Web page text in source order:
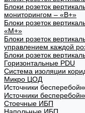
Блоки розеток
мониторингом – «В+»
Блоки розеток
«М+»
Блоки розеток
управлением каждой
Блоки розеток
Горизонтальные PDU
Система изоляции
Микро ЦОД
Источники
Источники
Стоечные ИБП